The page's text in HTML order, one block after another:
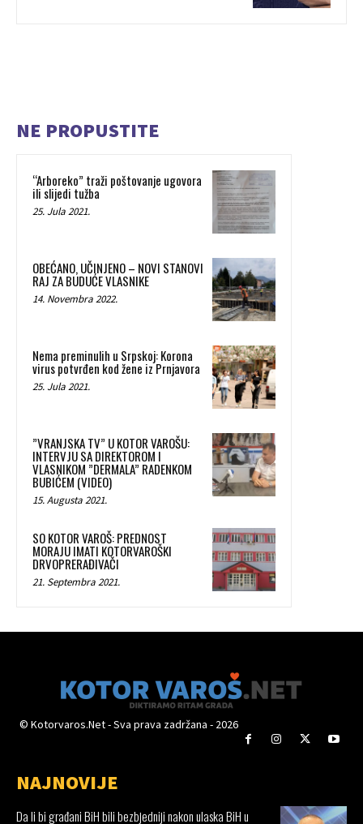
NE PROPUSTITE
“Arboreko” traži poštovanje ugovora
ili slijedi tužba
25. Jula 2021.
OBEĆANO, UČINJENO – NOVI STANOVI
RAJ ZA BUDUĆE VLASNIKE
14. Novembra 2022.
Nema preminulih u Srpskoj: Korona
virus potvrđen kod žene iz Prnjavora
25. Jula 2021.
”VRANJSKA TV” U KOTOR VAROŠU:
INTERVJU SA DIREKTOROM I
VLASNIKOM ”DERMALA” RADENKOM
BUBIĆEM (VIDEO)
15. Augusta 2021.
SO KOTOR VAROŠ: PREDNOST
MORAJU IMATI KOTORVAROŠKI
DRVOPRERAĐIVAČI
21. Septembra 2021.
© Kotorvaros.Net - Sva prava zadržana - 2026
NAJNOVIJE
Da li bi građani BiH bili bezbjedniji nakon ulaska BiH u